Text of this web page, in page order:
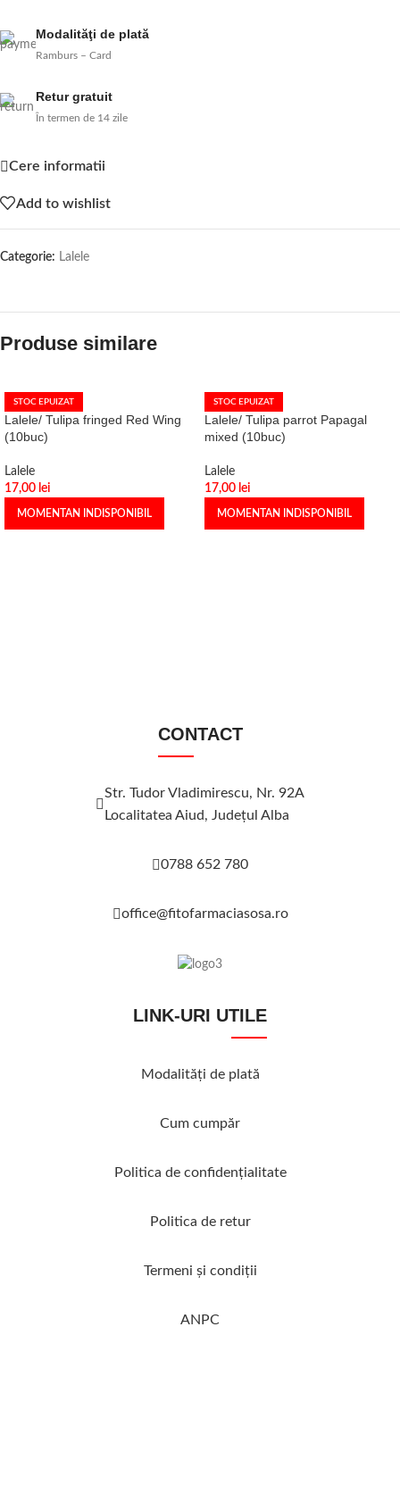
Modalităţi de plată
Ramburs – Card
Retur gratuit
În termen de 14 zile
Cere informatii
Add to wishlist
Categorie: Lalele
Produse similare
STOC EPUIZAT
Lalele/ Tulipa fringed Red Wing
(10buc)
Lalele
17,00 lei
MOMENTAN INDISPONIBIL
STOC EPUIZAT
Lalele/ Tulipa parrot Papagal
mixed (10buc)
Lalele
17,00 lei
MOMENTAN INDISPONIBIL
CONTACT
Str. Tudor Vladimirescu, Nr. 92A
Localitatea Aiud, Judeţul Alba
0788 652 780
office@fitofarmaciasosa.ro
LINK-URI UTILE
Modalităţi de plată
Cum cumpăr
Politica de confidenţialitate
Politica de retur
Termeni şi condiţii
ANPC